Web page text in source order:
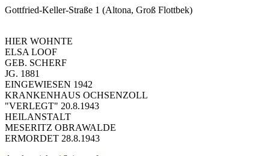
Gottfried-Keller-Straße 1 (Altona, Groß Flottbek)
HIER WOHNTE
ELSA LOOF
GEB. SCHERF
JG. 1881
EINGEWIESEN 1942
KRANKENHAUS OCHSENZOLL
"VERLEGT" 20.8.1943
HEILANSTALT
MESERITZ OBRAWALDE
ERMORDET 28.8.1943